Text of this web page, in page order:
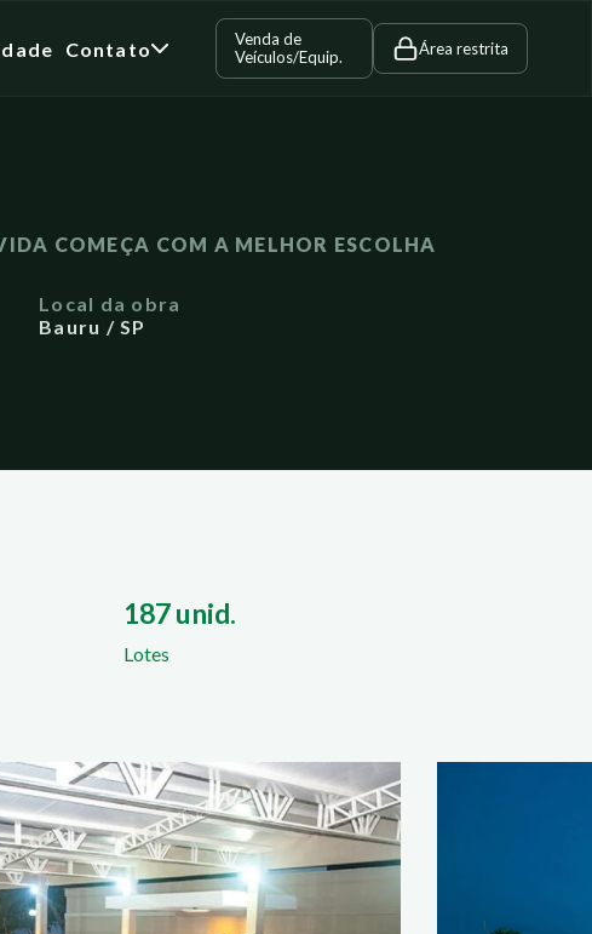
Contato
Venda de
Veículos/Equip.
Área restrita
COMEÇA COM A MELHOR ESCOLHA
Local da obra
Bauru / SP
187 unid.
Lotes